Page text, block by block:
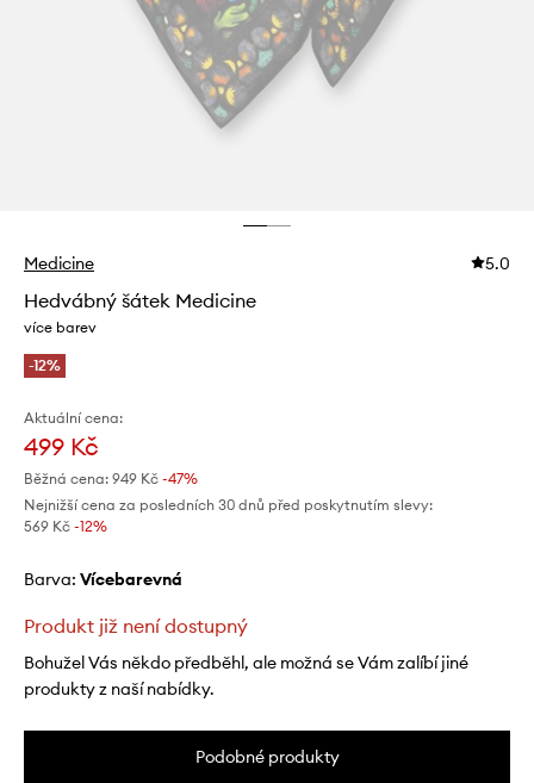
Medicine 5.0
Hedvábný šátek Medicine
více barev
-12%
Aktuální cena:
499 Kč
Běžná cena: 949 Kč -47%
Nejnižší cena za posledních 30 dnů před poskytnutím slevy:
569 Kč -12%
Barva: vícebarevná
Produkt již není dostupný
Bohužel Vás někdo předběhl, ale možná se Vám zalíbí jiné
produkty z naší nabídky.
Podobné produkty